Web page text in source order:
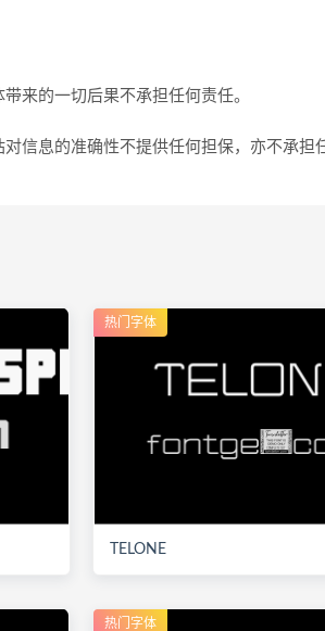
来的一切后果不承担任何责任。
信息的准确性不提供任何担保，亦不承担
热门字体
TELONE
热门字体